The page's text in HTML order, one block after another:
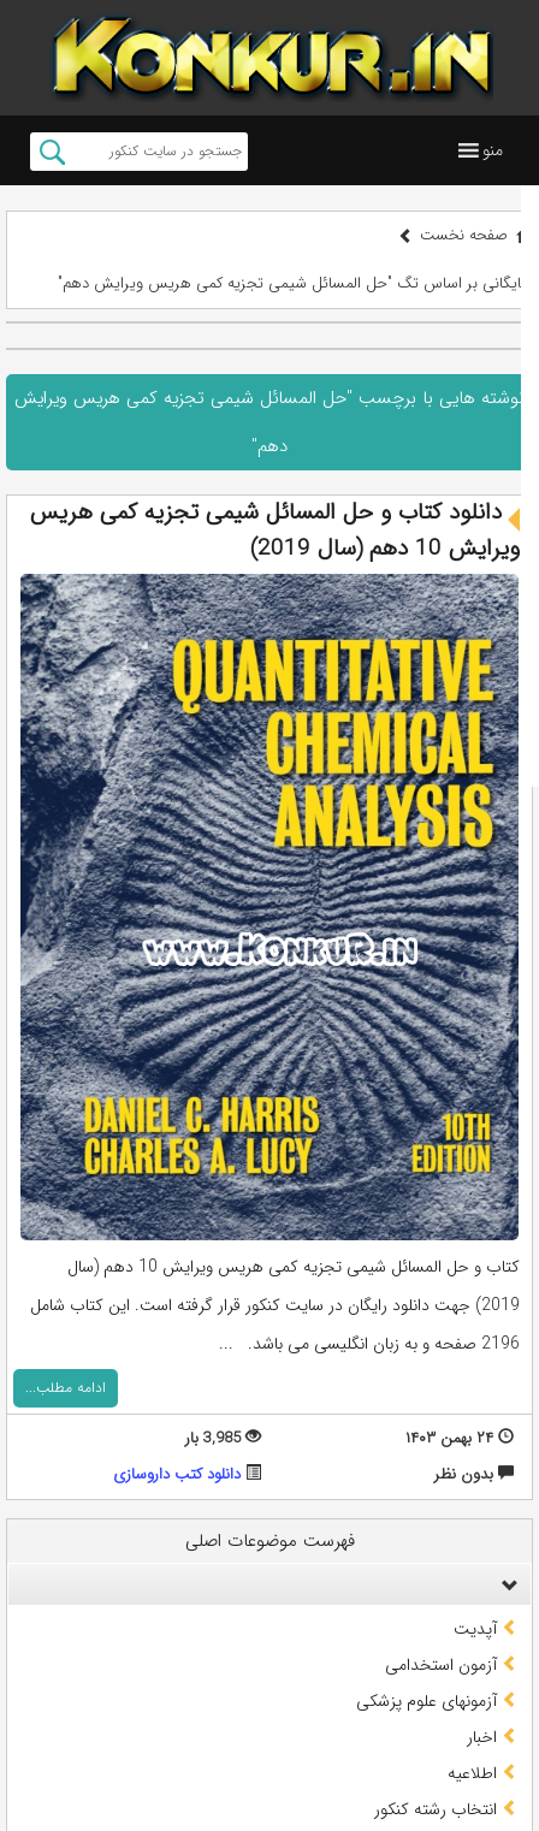
منو
صفحه نخست
بایگانی بر اساس تگ "حل المسائل شیمی تجزیه کمی هریس ویرایش دهم"
نوشته هایی با برچسب "حل المسائل شیمی تجزیه کمی هریس ویرایش
دهم"
دانلود کتاب و حل المسائل شیمی تجزیه کمی هریس
ویرایش 10 دهم (سال 2019)
کتاب و حل المسائل شیمی تجزیه کمی هریس ویرایش 10 دهم (سال
2019) جهت دانلود رایگان در سایت کنکور قرار گرفته است. این کتاب شامل
2196 صفحه و به زبان انگلیسی می باشد. ...
ادامه مطلب...
۲۴ بهمن ۱۴۰۳
3,985 بار
بدون نظر
دانلود کتب داروسازی
فهرست موضوعات اصلی
آپدیت
آزمون استخدامی
آزمونهای علوم پزشکی
اخبار
اطلاعیه
انتخاب رشته کنکور